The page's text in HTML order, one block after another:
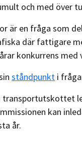
och med över
är en fråga som
där fattigare
konkurrens med
ståndpunkt i
transportutskottet
kan
år.